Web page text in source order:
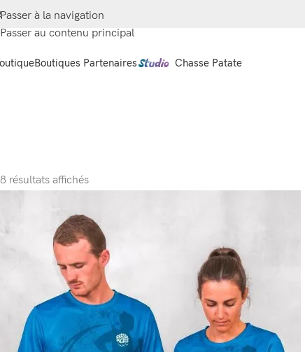
Passer à la navigation
Passer au contenu principal
Boutiques Partenaires Chasse Patate
8 résultats affichés